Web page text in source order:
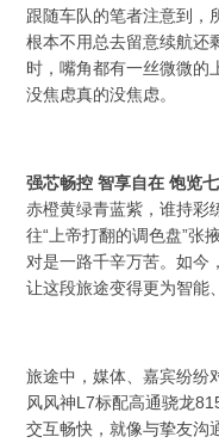
跟随车队的笔者注意到，
根本不用总去留意续航还
时，嘴角都有一丝微微的
没焦虑真的没焦虑。
强芯畅控 智享自在 饱览
赤橙黄绿青蓝紫，谁持彩
往“上帝打翻的调色盘”张
对是一路千辛万苦。如今
让这段旅途变得更为智能
旅途中，媒体、嘉宾纷纷
风风神L7标配高通骁龙
交互畅快，就像与挚友沟